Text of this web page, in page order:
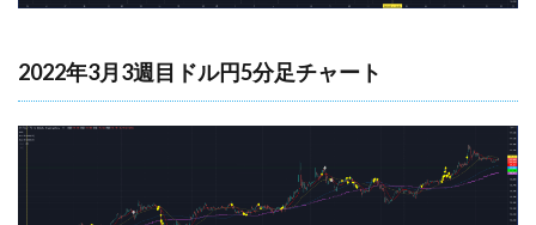
2022年3月3週目ドル円5分足チャート